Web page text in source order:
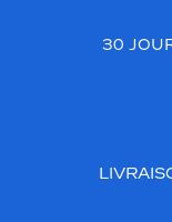
30